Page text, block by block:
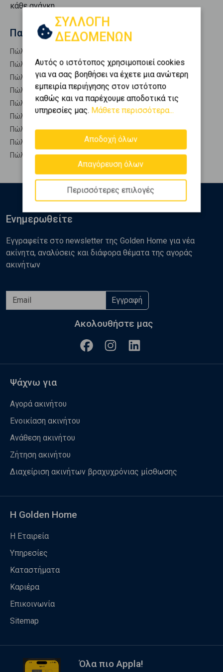
κάθε ανάγκη.
Παρόμοιες αναζητήσεις
Πώληση Επαγγελματικά ΚΑΜΑΤΕΡΟ
Πώληση Επαγγ. Αποθήκες ΚΑΜΑΤΕΡΟ
Πώληση Αυτόνομα κτίρια ΚΑΜΑΤΕΡΟ
Πώληση Βιομηχανικοί χώροι ΚΑΜΑΤΕΡΟ
Πώληση Γραφεία ΚΑΜΑΤΕΡΟ
Πώληση Καταστήματα ΚΑΜΑΤΕΡΟ
Πώληση Ξενοδοχεία ΚΑΜΑΤΕΡΟ
Πώληση Πάρκινγκ ΚΑΜΑΤΕΡΟ
Πώληση Πώληση επιχείρησης ΚΑΜΑΤΕΡΟ
ΣΥΛΛΟΓΗ
ΔΕΔΟΜΕΝΩΝ
Αυτός ο ιστότοπος χρησιμοποιεί cookies
για να σας βοηθήσει να έχετε μια ανώτερη
εμπειρία περιήγησης στον ιστότοπο
καθώς και να παρέχουμε αποδοτικά τις
υπηρεσίες μας. Μάθετε περισσότερα...
Αποδοχή όλων
Απαγόρευση όλων
Περισσότερες επιλογές
Ενημερωθείτε
Εγγραφείτε στο newsletter της Golden Home για νέα
ακίνητα, αναλύσεις και διάφορα θέματα της αγοράς
ακινήτων
Εγγραφή
Ακολουθήστε μας
Ψάχνω για
Αγορά ακινήτου
Ενοικίαση ακινήτου
Ανάθεση ακινήτου
Ζήτηση ακινήτου
Διαχείριση ακινήτων βραχυχρόνιας μίσθωσης
Η Golden Home
Η Εταιρεία
Υπηρεσίες
Καταστήματα
Καριέρα
Επικοινωνία
Sitemap
Όλα πιο Appla!